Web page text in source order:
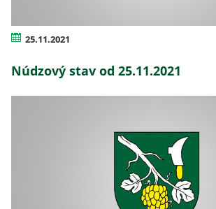
25.11.2021
Núdzový stav od 25.11.2021